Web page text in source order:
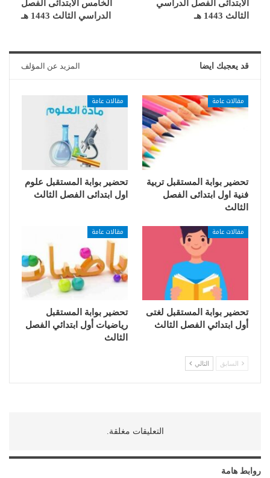
الابتدائى الفصل الدراسي
الثالث 1443 هـ
الخامس الابتدائى الفصل
الدراسي الثالث 1443 هـ
قد يعجبك ايضا المزيد عن المؤلف
مقالات عامة
تحضير بوابة المستقبل تربية
فنية اول ابتدائى الفصل
الثالث
مقالات عامة
تحضير بوابة المستقبل علوم
اول ابتدائى الفصل الثالث
مقالات عامة
تحضير بوابة المستقبل لغتى
أول ابتدائي الفصل الثالث
مقالات عامة
تحضير بوابة المستقبل
رياضيات أول ابتدائي الفصل
الثالث
السابق التالي
التعليقات مغلقة.
روابط هامة